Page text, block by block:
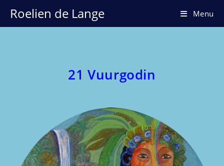
naar
inhoud
Roelien de Lange Menu
21 Vuurgodin